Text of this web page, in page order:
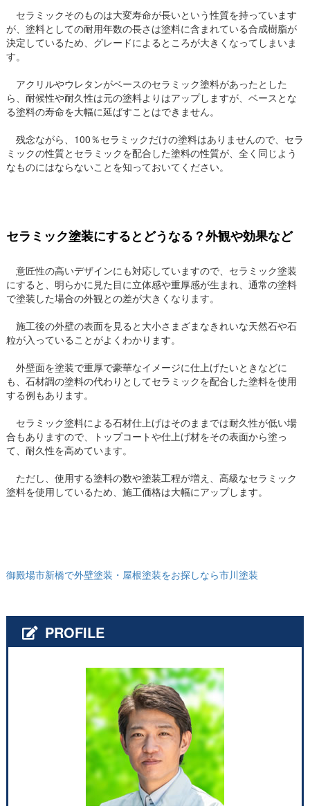
セラミックそのものは大変寿命が長いという性質を持っています
が、塗料としての耐用年数の長さは塗料に含まれている合成樹脂が
決定しているため、グレードによるところが大きくなってしまいま
す。
アクリルやウレタンがベースのセラミック塗料があったとした
ら、耐候性や耐久性は元の塗料よりはアップしますが、ベースとな
る塗料の寿命を大幅に延ばすことはできません。
残念ながら、100％セラミックだけの塗料はありませんので、セラ
ミックの性質とセラミックを配合した塗料の性質が、全く同じよう
なものにはならないことを知っておいてください。
セラミック塗装にするとどうなる？外観や効果など
意匠性の高いデザインにも対応していますので、セラミック塗装
にすると、明らかに見た目に立体感や重厚感が生まれ、通常の塗料
で塗装した場合の外観との差が大きくなります。
施工後の外壁の表面を見ると大小さまざまなきれいな天然石や石
粒が入っていることがよくわかります。
外壁面を塗装で重厚で豪華なイメージに仕上げたいときなどに
も、石材調の塗料の代わりとしてセラミックを配合した塗料を使用
する例もあります。
セラミック塗料による石材仕上げはそのままでは耐久性が低い場
合もありますので、トップコートや仕上げ材をその表面から塗っ
て、耐久性を高めています。
ただし、使用する塗料の数や塗装工程が増え、高級なセラミック
塗料を使用しているため、施工価格は大幅にアップします。
御殿場市新橋で外壁塗装・屋根塗装をお探しなら市川塗装
PROFILE